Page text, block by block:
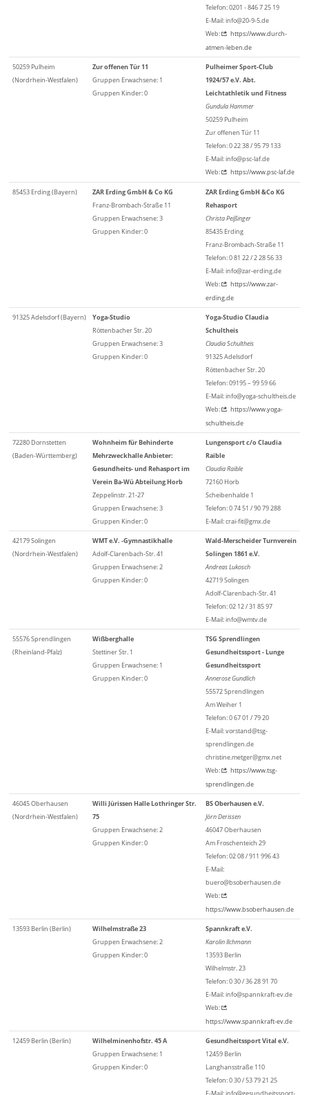
Telefon: 0201 - 846 7 25 19
E-Mail: info@20-9-5.de
Web:
https://www.durch-
atmen-leben.de
50259 Pulheim
(Nordrhein-Westfalen)
Zur offenen Tür 11
Gruppen Erwachsene: 1
Gruppen Kinder: 0
Pulheimer Sport-Club
1924/57 e.V. Abt.
Leichtathletik und Fitness
Gundula Hammer
50259 Pulheim
Zur offenen Tür 11
Telefon: 0 22 38 / 95 79 133
E-Mail: info@psc-laf.de
Web:
https://www.psc-laf.de
85453 Erding (Bayern)
ZAR Erding GmbH & Co KG
Franz-Brombach-Straße 11
Gruppen Erwachsene: 3
Gruppen Kinder: 0
ZAR Erding GmbH &Co KG
Rehasport
Christa Peißinger
85435 Erding
Franz-Brombach-Straße 11
Telefon: 0 81 22 / 2 28 56 33
E-Mail: info@zar-erding.de
Web:
https://www.zar-
erding.de
91325 Adelsdorf (Bayern)
Yoga-Studio
Röttenbacher Str. 20
Gruppen Erwachsene: 3
Gruppen Kinder: 0
Yoga-Studio Claudia
Schultheis
Claudia Schultheis
91325 Adelsdorf
Röttenbacher Str. 20
Telefon: 09195 – 99 59 66
E-Mail: info@yoga-schultheis.de
Web:
https://www.yoga-
schultheis.de
72280 Dornstetten
(Baden-Württemberg)
Wohnheim für Behinderte
Mehrzweckhalle Anbieter:
Gesundheits- und Rehasport im
Verein Ba-Wü Abteilung Horb
Zeppelinstr. 21-27
Gruppen Erwachsene: 3
Gruppen Kinder: 0
Lungensport c/o Claudia
Raible
Claudia Raible
72160 Horb
Scheibenhalde 1
Telefon: 0 74 51 / 90 79 288
E-Mail: crai-fit@gmx.de
42179 Solingen
(Nordrhein-Westfalen)
WMT e.V. -Gymnastikhalle
Adolf-Clarenbach-Str. 41
Gruppen Erwachsene: 2
Gruppen Kinder: 0
Wald-Merscheider Turnverein
Solingen 1861 e.V.
Andreas Lukosch
42719 Solingen
Adolf-Clarenbach-Str. 41
Telefon: 02 12 / 31 85 97
E-Mail: info@wmtv.de
55576 Sprendlingen
(Rheinland-Pfalz)
Wißberghalle
Stettiner Str. 1
Gruppen Erwachsene: 1
Gruppen Kinder: 0
TSG Sprendlingen
Gesundheitssport - Lunge
Gesundheitssport
Annerose Gundlich
55572 Sprendlingen
Am Weiher 1
Telefon: 0 67 01 / 79 20
E-Mail: vorstand@tsg-
sprendlingen.de
christine.metger@gmx.net
Web:
https://www.tsg-
sprendlingen.de
46045 Oberhausen
(Nordrhein-Westfalen)
Willi Jürissen Halle Lothringer Str.
75
Gruppen Erwachsene: 2
Gruppen Kinder: 0
BS Oberhausen e.V.
Jörn Derissen
46047 Oberhausen
Am Froschenteich 29
Telefon: 02 08 / 911 996 43
E-Mail:
buero@bsoberhausen.de
Web:
https://www.bsoberhausen.de
13593 Berlin (Berlin)
Wilhelmstraße 23
Gruppen Erwachsene: 2
Gruppen Kinder: 0
Spannkraft e.V.
Karolin Ilchmann
13593 Berlin
Wilhelmstr. 23
Telefon: 0 30 / 36 28 91 70
E-Mail: info@spannkraft-ev.de
Web:
https://www.spannkraft-ev.de
12459 Berlin (Berlin)
Wilhelminenhofstr. 45 A
Gruppen Erwachsene: 1
Gruppen Kinder: 0
Gesundheitssport Vital e.V.
12459 Berlin
Langhansstraße 110
Telefon: 0 30 / 53 79 21 25